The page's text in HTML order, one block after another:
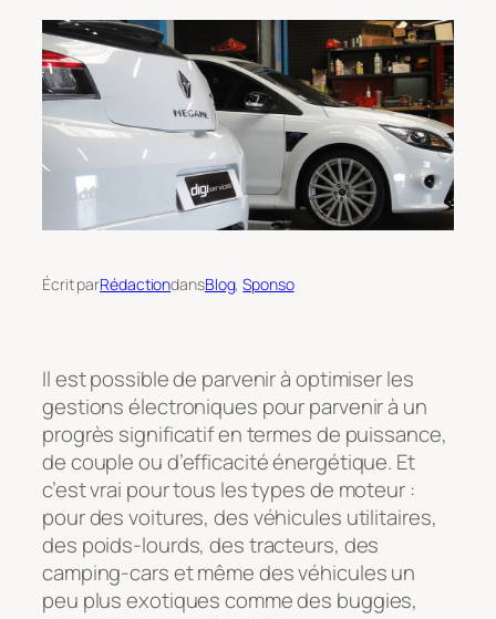
Écrit parRédactiondansBlog, Sponso
Il est possible de parvenir à optimiser les
gestions électroniques pour parvenir à un
progrès significatif en termes de puissance,
de couple ou d’efficacité énergétique. Et
c’est vrai pour tous les types de moteur :
pour des voitures, des véhicules utilitaires,
des poids-lourds, des tracteurs, des
camping-cars et même des véhicules un
peu plus exotiques comme des buggies,